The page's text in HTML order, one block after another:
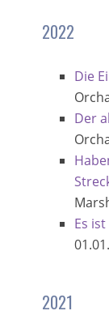
2022
Die
Der
Es
2021